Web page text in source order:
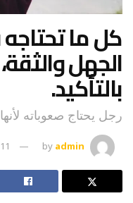
كل ما
الجهل
بالتأكيد.
رجل يحتاج صعوباته
by admin 11 يناير، 2025